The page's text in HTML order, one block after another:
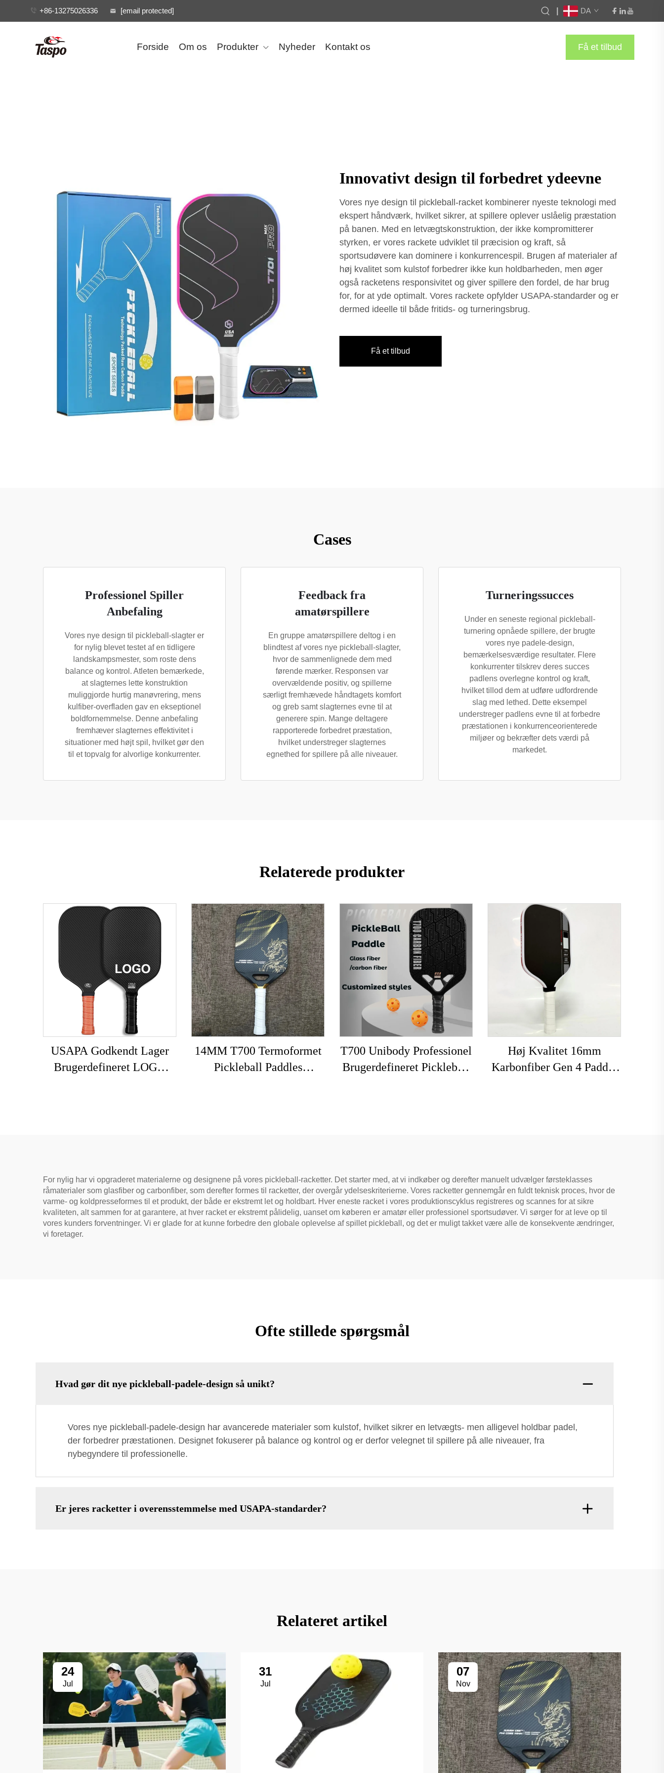
+86-13275026336 [email protected] DA
Forside Om os Produkter Nyheder Kontakt os Få et tilbud
Innovativt design til forbedret ydeevne
Vores nye design til pickleball-racket kombinerer nyeste teknologi med
ekspert håndværk, hvilket sikrer, at spillere oplever uslåelig præstation
på banen. Med en letvægtskonstruktion, der ikke kompromitterer
styrken, er vores rackete udviklet til præcision og kraft, så
sportsudøvere kan dominere i konkurrencespil. Brugen af materialer af
høj kvalitet som kulstof forbedrer ikke kun holdbarheden, men øger
også racketens responsivitet og giver spillere den fordel, de har brug
for, for at yde optimalt. Vores rackete opfylder USAPA-standarder og er
dermed ideelle til både fritids- og turneringsbrug.
Få et tilbud
Cases
Professionel Spiller
Anbefaling
Vores nye design til pickleball-slagter er
for nylig blevet testet af en tidligere
landskampsmester, som roste dens
balance og kontrol. Atleten bemærkede,
at slagternes lette konstruktion
muliggjorde hurtig manøvrering, mens
kulfiber-overfladen gav en ekseptionel
boldfornemmelse. Denne anbefaling
fremhæver slagternes effektivitet i
situationer med højt spil, hvilket gør den
til et topvalg for alvorlige konkurrenter.
Feedback fra
amatørspillere
En gruppe amatørspillere deltog i en
blindtest af vores nye pickleball-slagter,
hvor de sammenlignede dem med
førende mærker. Responsen var
overvældende positiv, og spillerne
særligt fremhævede håndtagets komfort
og greb samt slagternes evne til at
generere spin. Mange deltagere
rapporterede forbedret præstation,
hvilket understreger slagternes
egnethed for spillere på alle niveauer.
Turneringssucces
Under en seneste regional pickleball-
turnering opnåede spillere, der brugte
vores nye padele-design,
bemærkelsesværdige resultater. Flere
konkurrenter tilskrev deres succes
padlens overlegne kontrol og kraft,
hvilket tillod dem at udføre udfordrende
slag med lethed. Dette eksempel
understreger padlens evne til at forbedre
præstationen i konkurrenceorienterede
miljøer og bekræfter dets værdi på
markedet.
Relaterede produkter
USAPA Godkendt Lager
Brugerdefineret LOGO
14MM T700 Termoformet
Pickleball Paddles
T700 Unibody Professionel
Brugerdefineret Pickleball
Høj Kvalitet 16mm
Karbonfiber Gen 4 Paddle
For nylig har vi opgraderet materialerne og designene på vores pickleball-racketter. Det starter med, at vi indkøber og derefter manuelt udvælger førsteklasses
råmaterialer som glasfiber og carbonfiber, som derefter formes til racketter, der overgår ydelseskriterierne. Vores racketter gennemgår en fuldt teknisk proces, hvor de
varme- og koldpresseformes til et produkt, der både er ekstremt let og holdbart. Hver eneste racket i vores produktionscyklus registreres og scannes for at sikre
kvaliteten, alt sammen for at garantere, at hver racket er ekstremt pålidelig, uanset om køberen er amatør eller professionel sportsudøver. Vi sørger for at leve op til
vores kunders forventninger. Vi er glade for at kunne forbedre den globale oplevelse af spillet pickleball, og det er muligt takket være alle de konsekvente ændringer,
vi foretager.
Ofte stillede spørgsmål
Hvad gør dit nye pickleball-padele-design så unikt?
Vores nye pickleball-padele-design har avancerede materialer som kulstof, hvilket sikrer en letvægts- men alligevel holdbar padel,
der forbedrer præstationen. Designet fokuserer på balance og kontrol og er derfor velegnet til spillere på alle niveauer, fra
nybegyndere til professionelle.
Er jeres racketter i overensstemmelse med USAPA-standarder?
Relateret artikel
24
Jul
31
Jul
07
Nov